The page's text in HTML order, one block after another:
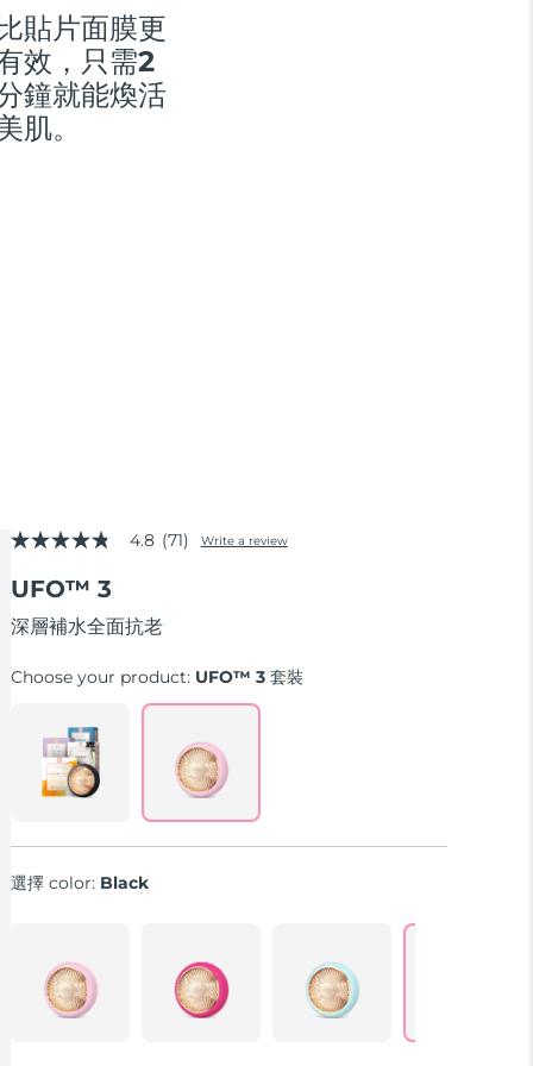
貼片面膜更
效，只需2
鐘就能煥活
肌。
4.8
of
5
stars,
value.
Reviews.
Same
page
link.
4.8 (71) Write a review
UFO™ 3
深層補水全面抗老
Choose your product: UFO™ 3 套裝
選擇 color: Black